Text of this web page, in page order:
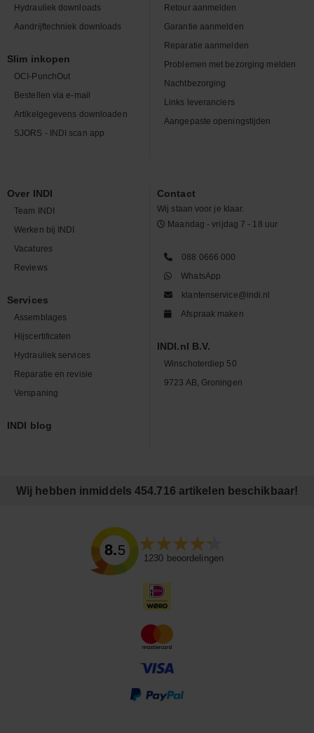
Hydrauliek downloads
Aandrijftechniek downloads
Slim inkopen
OCI-PunchOut
Bestellen via e-mail
Artikelgegevens downloaden
SJORS - INDI scan app
Retour aanmelden
Garantie aanmelden
Reparatie aanmelden
Problemen met bezorging melden
Nachtbezorging
Links leveranciers
Aangepaste openingstijden
Over INDI
Team INDI
Werken bij INDI
Vacatures
Reviews
Services
Assemblages
Hijscertificaten
Hydrauliek services
Reparatie en revisie
Verspaning
INDI blog
Contact
Wij staan voor je klaar.
Maandag - vrijdag 7 - 18 uur
088 0666 000
WhatsApp
klantenservice@indi.nl
Afspraak maken
INDI.nl B.V.
Winschoterdiep 50
9723 AB, Groningen
Wij hebben inmiddels 454.716 artikelen beschikbaar!
8.5
1230 beoordelingen